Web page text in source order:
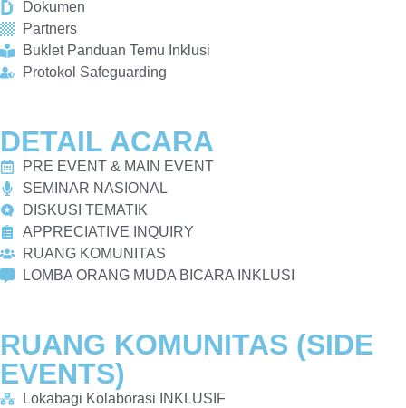
Dokumen
Partners
Buklet Panduan Temu Inklusi
Protokol Safeguarding
DETAIL ACARA
PRE EVENT & MAIN EVENT
SEMINAR NASIONAL
DISKUSI TEMATIK
APPRECIATIVE INQUIRY
RUANG KOMUNITAS
LOMBA ORANG MUDA BICARA INKLUSI
RUANG KOMUNITAS (SIDE
EVENTS)
Lokabagi Kolaborasi INKLUSIF